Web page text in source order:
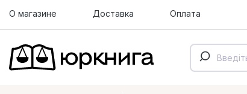
О магазине Доставка Оплата